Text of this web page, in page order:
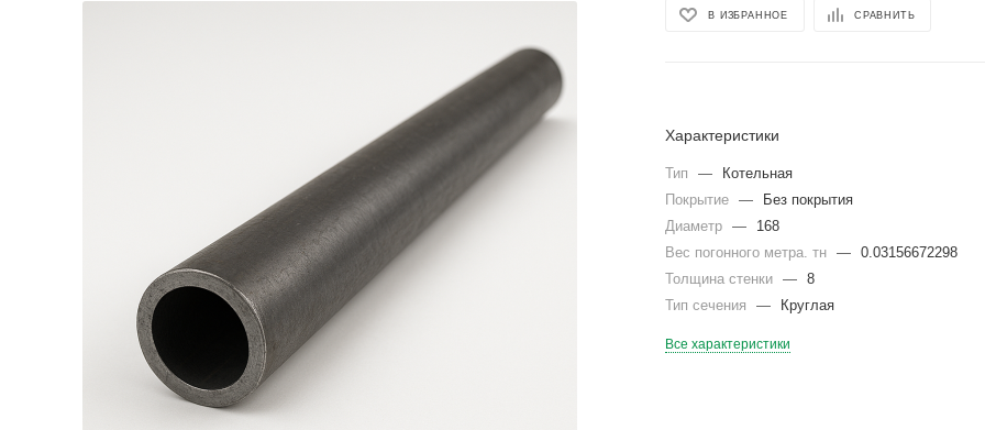
В ИЗБРАННОЕ СРАВНИТЬ
Характеристики
Тип —
Котельная
Покрытие
—
Без покрытия
Диаметр
—
168
Вес погонного метра. тн
—
0.03156672298
Толщина стенки
—
8
Тип сечения
— Круглая
Все характеристики